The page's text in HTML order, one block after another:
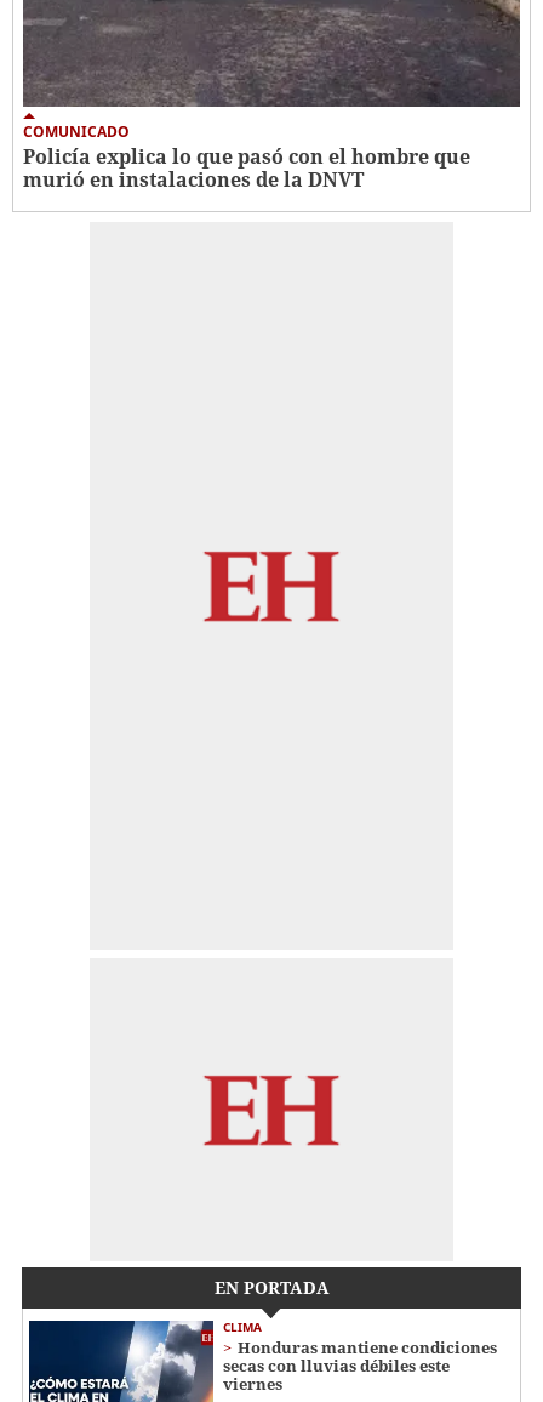
COMUNICADO
Policía explica lo que pasó con el hombre que
murió en instalaciones de la DNVT
EN PORTADA
CLIMA
Honduras mantiene condiciones
secas con lluvias débiles este
viernes